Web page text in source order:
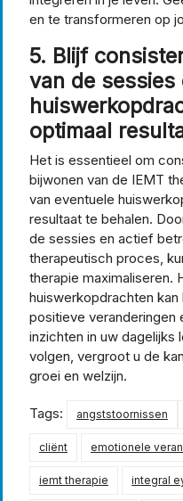
en te transformeren op
5. Blijf
van de
optimaal
Het is essentieel om
bijwonen van de IEMT
van eventuele
resultaat te behalen.
de sessies en actief
therapeutisch proces,
therapie maximaliseren.
huiswerkopdrachten kan
positieve veranderingen
inzichten in uw dagelijks
volgen, vergroot u de
groei en welzijn.
Tags: angststoornissen
cliënt emotionele
iemt therapie integral